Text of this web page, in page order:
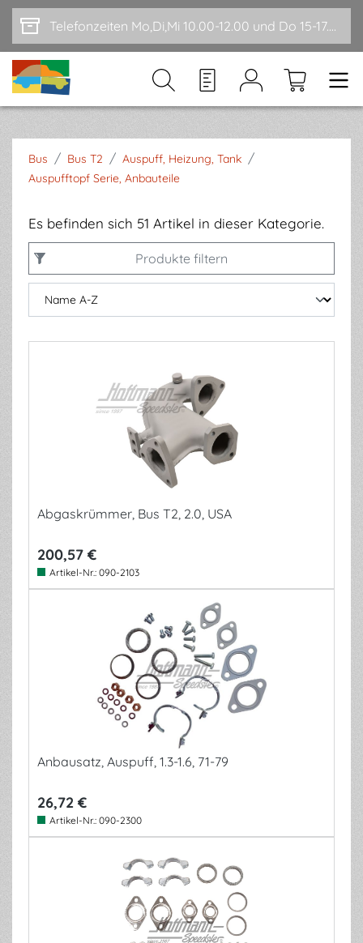
Zum Hauptinhalt springen Telefonzeiten Mo,Di,Mi 10.00-12.00 und Do 15-17.00
Bus / Bus T2 / Auspuff, Heizung, Tank /
Auspufftopf Serie, Anbauteile
Es befinden sich 51 Artikel in dieser Kategorie.
Produkte filtern
Abgaskrümmer, Bus T2, 2.0, USA
200,57 €
Artikel-Nr.: 090-2103
Anbausatz, Auspuff, 1.3-1.6, 71-79
26,72 €
Artikel-Nr.: 090-2300